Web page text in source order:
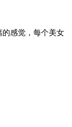
感觉，每个美女